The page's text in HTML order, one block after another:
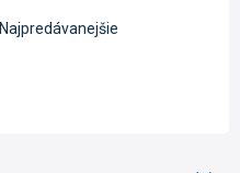
Najpredávanejšie